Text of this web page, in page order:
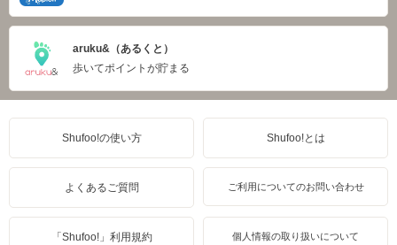
aruku&（あるくと）
歩いてポイントが貯まる
Shufoo!の使い方 Shufoo!とは
よくあるご質問 ご利用についてのお問い合わせ
「Shufoo!」利用規約 個人情報の取り扱いについて